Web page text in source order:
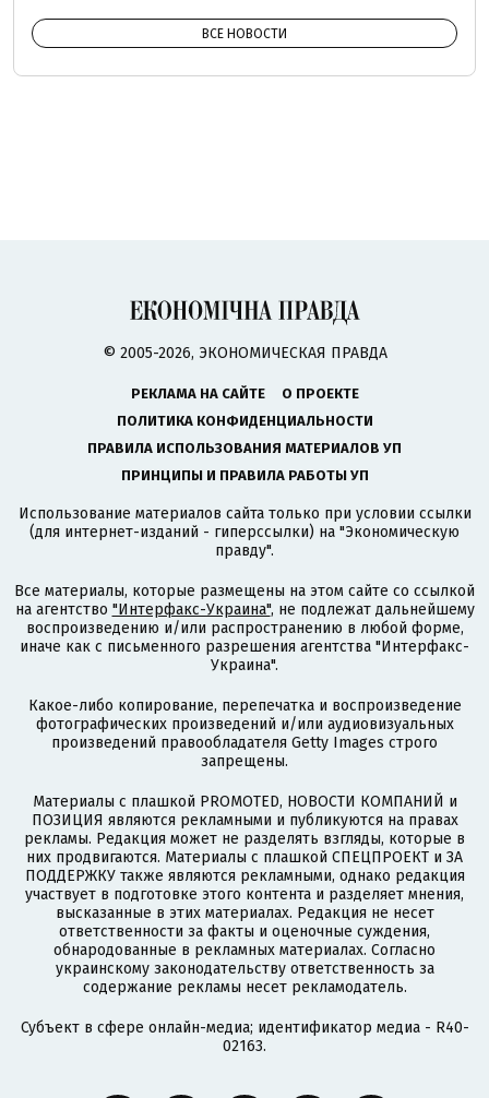
ВСЕ НОВОСТИ
© 2005-2026, ЭКОНОМИЧЕСКАЯ ПРАВДА
РЕКЛАМА НА САЙТЕ
О ПРОЕКТЕ
ПОЛИТИКА КОНФИДЕНЦИАЛЬНОСТИ
ПРАВИЛА ИСПОЛЬЗОВАНИЯ МАТЕРИАЛОВ УП
ПРИНЦИПЫ И ПРАВИЛА РАБОТЫ УП
Использование материалов сайта только при условии ссылки
(для интернет-изданий - гиперссылки) на "Экономическую
правду".
Все материалы, которые размещены на этом сайте со ссылкой
на агентство "Интерфакс-Украина", не подлежат дальнейшему
воспроизведению и/или распространению в любой форме,
иначе как с письменного разрешения агентства "Интерфакс-
Украина".
Какое-либо копирование, перепечатка и воспроизведение
фотографических произведений и/или аудиовизуальных
произведений правообладателя Getty Images строго
запрещены.
Материалы с плашкой PROMOTED, НОВОСТИ КОМПАНИЙ и
ПОЗИЦИЯ являются рекламными и публикуются на правах
рекламы. Редакция может не разделять взгляды, которые в
них продвигаются. Материалы с плашкой СПЕЦПРОЕКТ и ЗА
ПОДДЕРЖКУ также являются рекламными, однако редакция
участвует в подготовке этого контента и разделяет мнения,
высказанные в этих материалах. Редакция не несет
ответственности за факты и оценочные суждения,
обнародованные в рекламных материалах. Согласно
украинскому законодательству ответственность за
содержание рекламы несет рекламодатель.
Субъект в сфере онлайн-медиа; идентификатор медиа - R40-
02163.